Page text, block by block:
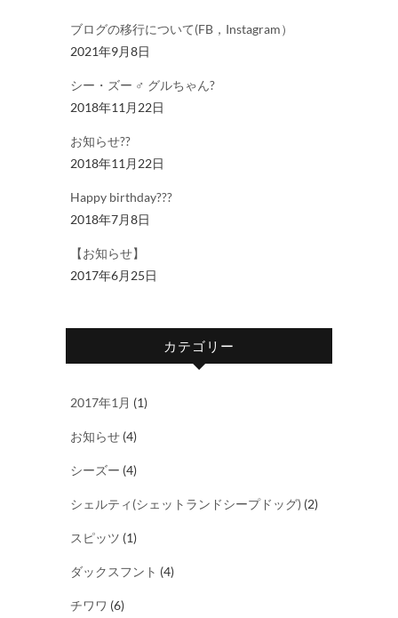
ブログの移行について(FB，Instagram）
2021年9月8日
シー・ズー ♂ グルちゃん?
2018年11月22日
お知らせ??
2018年11月22日
Happy birthday???
2018年7月8日
【お知らせ】
2017年6月25日
カテゴリー
2017年1月 (1)
お知らせ (4)
シーズー (4)
シェルティ(シェットランドシープドッグ) (2)
スピッツ (1)
ダックスフント (4)
チワワ (6)